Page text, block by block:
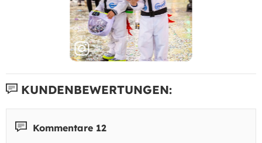
KUNDENBEWERTUNGEN:
Kommentare 12